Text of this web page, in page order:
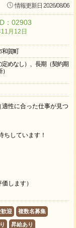
情報更新日 2026/08/06
：02903
月12日
和賀町
定めなし）、長期（契約期
性に合った仕事が見つ
しています！
します）
迎 複数名募集
昇給あり